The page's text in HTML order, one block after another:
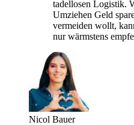
tadellosen Logistik.
Umziehen Geld
vermeiden wollt,
nur wärmstens
Nicol Bauer